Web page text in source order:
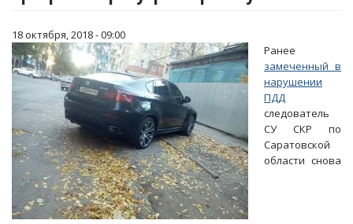
18 октября, 2018 - 09:00
Ранее
замеченный в
нарушении
ПДД
следователь
СУ СКР по
Саратовской
области снова